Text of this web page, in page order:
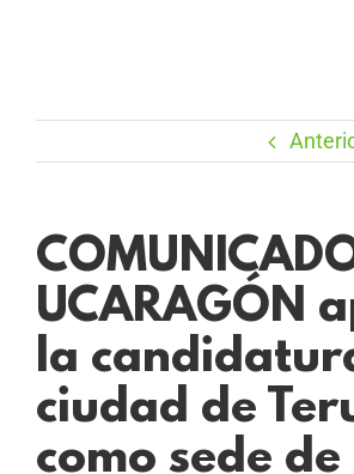
UCARAGÓN
la
ciudad de
como sede de